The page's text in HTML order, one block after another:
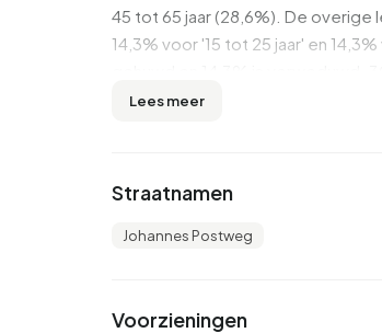
45 tot 65 jaar (28,6%). De overige
14,3% voor '15 tot 25 jaar' en
Er zijn 10 huishoudens in
gemiddelde van €35.800. Per
In Buitengebied Kallenkote
Lees meer
Straatnamen
Johannes Postweg
Voorzieningen